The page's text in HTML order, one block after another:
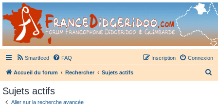
France Didgeridoo
Didgeridoo et Guimbarde sur France Didgeridoo - retrouvez la communauté.
Smartfeed FAQ Connexion
Inscription
Accueil du forum Rechercher Sujets actifs
Sujets actifs
Aller sur la recherche avancée